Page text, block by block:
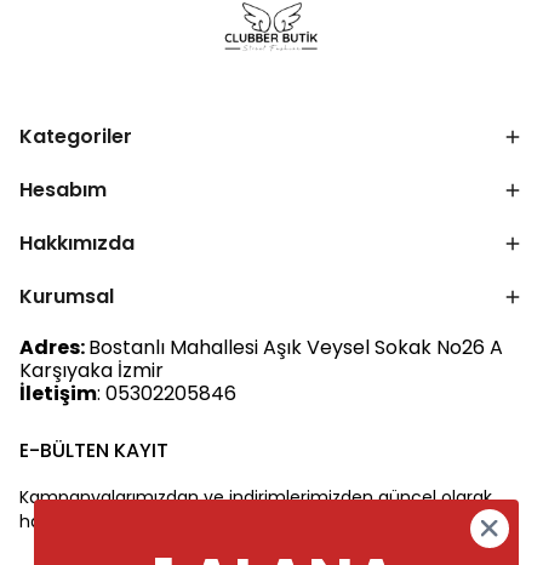
Kategoriler
Hesabım
Hakkımızda
Kurumsal
Adres:Bostanlı Mahallesi Aşık Veysel Sokak No26 A
Karşıyaka İzmir
İletişim: 05302205846
E-BÜLTEN KAYIT
Kampanyalarımızdan ve indirimlerimizden güncel olarak
haberdar olun.